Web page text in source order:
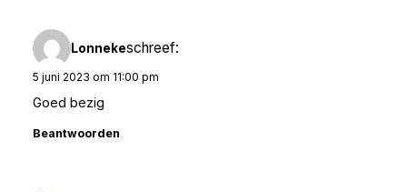
Lonnekeschreef:
5 juni 2023 om 11:00 pm
Goed bezig
Beantwoorden